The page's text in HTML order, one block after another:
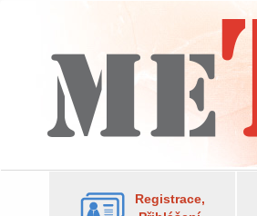
Registrace,